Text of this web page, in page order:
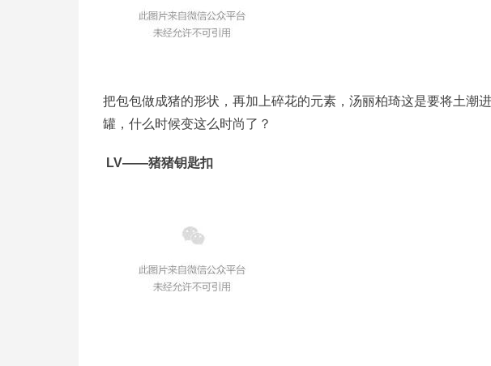
把包包做成猪的形状，再加上碎花的元素，汤丽柏琦这是要将土潮
罐，什么时候变这么时尚了？
LV——猪猪钥匙扣